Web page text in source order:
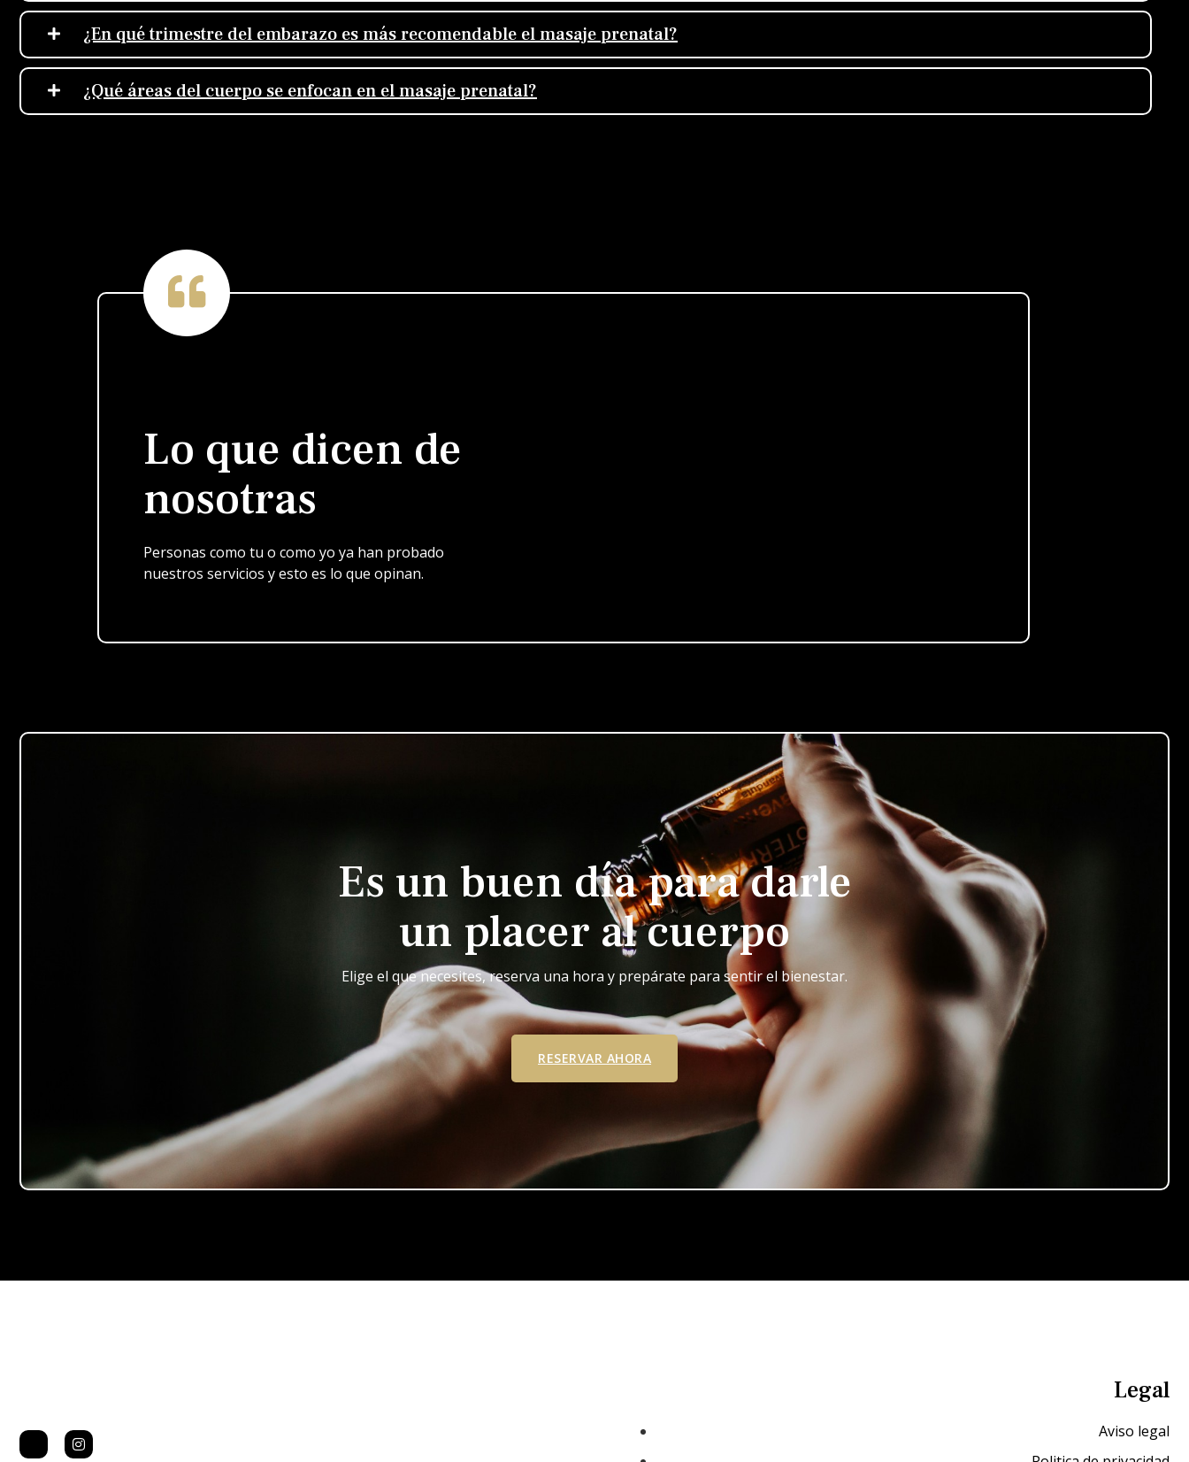
¿En qué trimestre del embarazo es más recomendable el masaje prenatal?
¿Qué áreas del cuerpo se enfocan en el masaje prenatal?
Lo que dicen de
nosotras
Personas como tu o como yo ya han probado
nuestros servicios y esto es lo que opinan.
Es un buen día para darle
un placer al cuerpo
Elige el que necesites, reserva una hora y prepárate para sentir el bienestar.
RESERVAR AHORA
Legal
Aviso legal